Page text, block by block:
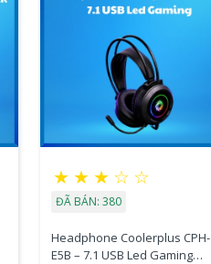
★ ★ ★ ☆ ☆
ĐÃ BÁN: 380
Headphone Coolerplus CPH-
E5B – 7.1 USB Led Gaming